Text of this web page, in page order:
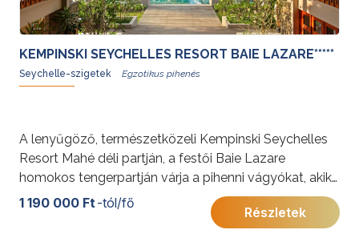
KEMPINSKI SEYCHELLES RESORT BAIE LAZARE*****
Seychelle-szigetek
A lenyűgöző, természetközeli Kempinski Seychelles
Resort Mahé déli partján, a festői Baie Lazare
homokos tengerpartján várja a pihenni vágyókat, akik
a trópusi kertek, óriásteknősök és luxus szolgáltatások
tökéletes kombinációjára vágynak – ideális helyszín
1 190 000 Ft-tól/fő
Részletek